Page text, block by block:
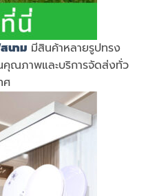
นาม มีสินค้าหลายรูปทรง
คุณภาพและบริการจัดส่งทั่ว
ศ